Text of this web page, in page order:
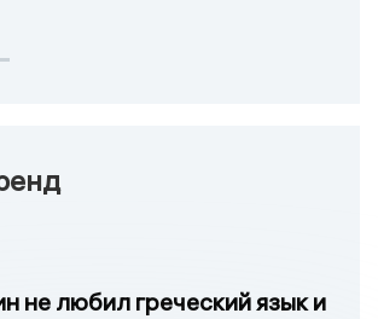
не любил греческий язык и